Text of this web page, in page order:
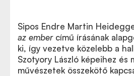
Sipos Endre Martin
az ember című írásának
ki, így vezetve közelebb a
Szotyory László képeihez és
művészetek összekötő